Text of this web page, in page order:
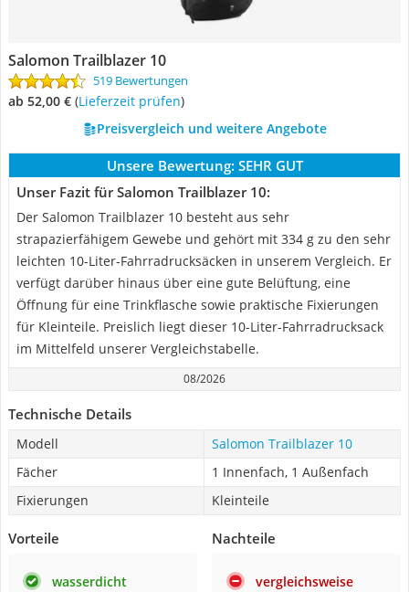
Salomon Trailblazer 10
519 Bewertungen
ab 52,00 € (Lieferzeit prüfen)
Preisvergleich und weitere Angebote
Unsere Bewertung: SEHR GUT
Unser Fazit für Salomon Trailblazer 10:
Der Salomon Trailblazer 10 besteht aus sehr
strapazierfähigem Gewebe und gehört mit 334 g zu den sehr
leichten 10-Liter-Fahrradrucksäcken in unserem Vergleich. Er
verfügt darüber hinaus über eine gute Belüftung, eine
Öffnung für eine Trinkflasche sowie praktische Fixierungen
für Kleinteile. Preislich liegt dieser 10-Liter-Fahrradrucksack
im Mittelfeld unserer Vergleichstabelle.
08/2026
Technische Details
Modell
Salomon Trailblazer 10
Fächer
1 Innenfach, 1 Außenfach
Fixierungen
Kleinteile
Vorteile
wasserdicht
Nachteile
vergleichsweise